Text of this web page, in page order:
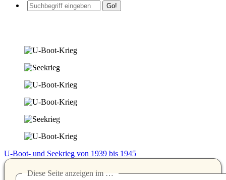
U-Boot- und Seekrieg von 1939 bis 1945
Diese Seite anzeigen im …